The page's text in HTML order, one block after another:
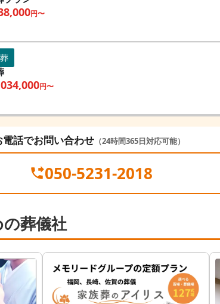
円〜
円〜
電話でお問い合わせ （24時間365日対応可能）
050-5231-2018
葬儀社